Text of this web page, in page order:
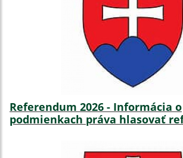
Referendum 2026 - Informácia o
podmienkach práva hlasovať